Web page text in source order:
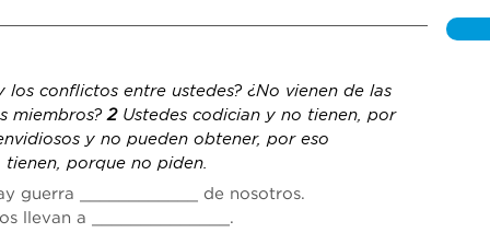
los conflictos entre ustedes? ¿No vienen de las
miembros? 2 Ustedes codician y no tienen, por
y no pueden obtener, por eso
porque no piden.
guerra ___
de nosotros.
llevan a
.